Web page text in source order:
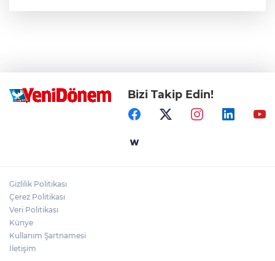
Bizi Takip Edin!
Gizlilik Politikası
Çerez Politikası
Veri Politikası
Künye
Kullanım Şartnamesi
İletişim